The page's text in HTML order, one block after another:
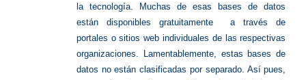
la tecnología. Muchas de esas bases de datos
están disponibles gratuitamente a través de
portales o sitios web individuales de las respectivas
organizaciones. Lamentablemente, estas bases de
datos no están clasificadas por separado. Así pues,